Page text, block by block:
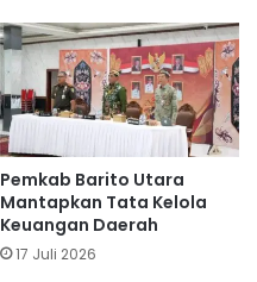
Pemkab Barito Utara
Mantapkan Tata Kelola
Keuangan Daerah
17 Juli 2026